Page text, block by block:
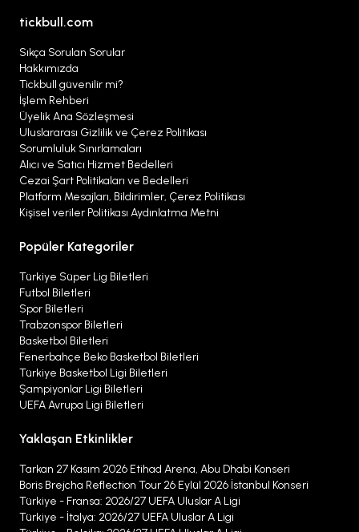
tickbull.com
Sıkça Sorulan Sorular
Hakkımızda
Tickbull güvenilir mi?
İşlem Rehberi
Üyelik Ana Sözleşmesi
Uluslararası Gizlilik ve Çerez Politikası
Sorumluluk Sınırlamaları
Alıcı ve Satıcı Hizmet Bedelleri
Cezai Şart Politikaları ve Bedelleri
Platform Mesajları, Bildirimler, Çerez Politikası
Kişisel veriler Politikası Aydınlatma Metni
Popüler Kategoriler
Türkiye Süper Lig Biletleri
Futbol Biletleri
Spor Biletleri
Trabzonspor Biletleri
Basketbol Biletleri
Fenerbahçe Beko Basketbol Biletleri
Türkiye Basketbol Ligi Biletleri
Şampiyonlar Ligi Biletleri
UEFA Avrupa Ligi Biletleri
Yaklaşan Etkinlikler
Tarkan 27 Kasım 2026 Etihad Arena, Abu Dhabi Konseri
Boris Brejcha Reflection Tour 26 Eylül 2026 İstanbul Konseri
Türkiye - Fransa: 2026/27 UEFA Uluslar A Ligi
Türkiye - İtalya: 2026/27 UEFA Uluslar A Ligi